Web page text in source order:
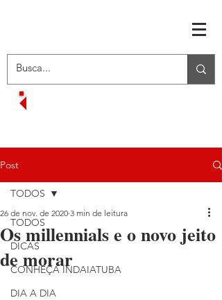
Post
TODOS
DICAS
CONHEÇA INDAIATUBA
DIA A DIA
TODOS
Os millennials e o novo jeito
de morar
26 de nov. de 2020 3 min de leitura